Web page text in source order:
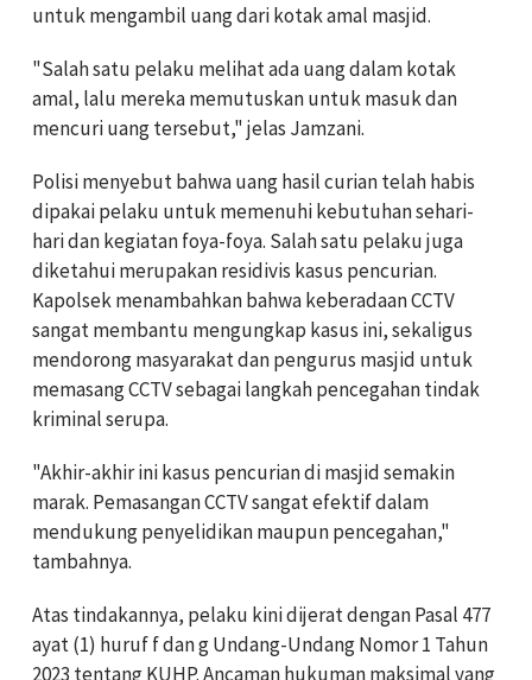
untuk mengambil uang dari kotak amal masjid.
"Salah satu pelaku melihat ada uang dalam kotak
amal, lalu mereka memutuskan untuk masuk dan
mencuri uang tersebut," jelas Jamzani.
Polisi menyebut bahwa uang hasil curian telah habis
dipakai pelaku untuk memenuhi kebutuhan sehari-
hari dan kegiatan foya-foya. Salah satu pelaku juga
diketahui merupakan residivis kasus pencurian.
Kapolsek menambahkan bahwa keberadaan CCTV
sangat membantu mengungkap kasus ini, sekaligus
mendorong masyarakat dan pengurus masjid untuk
memasang CCTV sebagai langkah pencegahan tindak
kriminal serupa.
"Akhir-akhir ini kasus pencurian di masjid semakin
marak. Pemasangan CCTV sangat efektif dalam
mendukung penyelidikan maupun pencegahan,"
tambahnya.
Atas tindakannya, pelaku kini dijerat dengan Pasal 477
ayat (1) huruf f dan g Undang-Undang Nomor 1 Tahun
2023 tentang KUHP. Ancaman hukuman maksimal yang